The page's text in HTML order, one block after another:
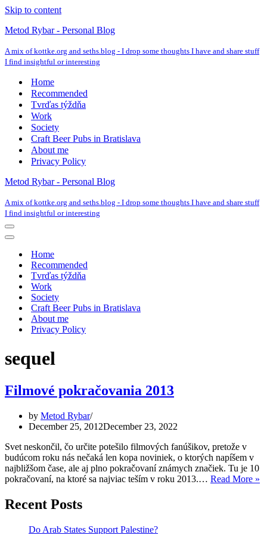
Skip to content
Metod Rybar - Personal Blog
A mix of kottke.org and seths.blog - I drop some thoughts I have and share stuff
I find insightful or interesting
Home
Recommended
Tvrďas týždňa
Work
Society
Craft Beer Pubs in Bratislava
About me
Privacy Policy
Metod Rybar - Personal Blog
A mix of kottke.org and seths.blog - I drop some thoughts I have and share stuff
I find insightful or interesting
Navigation
Menu
Navigation
Home
Recommended
Tvrďas týždňa
Work
Society
Craft Beer Pubs in Bratislava
About me
Privacy Policy
sequel
Filmové pokračovania 2013
by Metod Rybar
December 25, 2012December 23, 2022
Svet neskončil, čo určite potešilo filmových fanúšikov, pretože v
budúcom roku nás nečaká len kopa noviniek, o ktorých napíšem v
najbližšom čase, ale aj plno pokračovaní známych značiek. Tu je 10
pokračovaní, na ktoré sa najviac teším v roku 2013.… Read More »
Recent Posts
Do Arab States Support Palestine?